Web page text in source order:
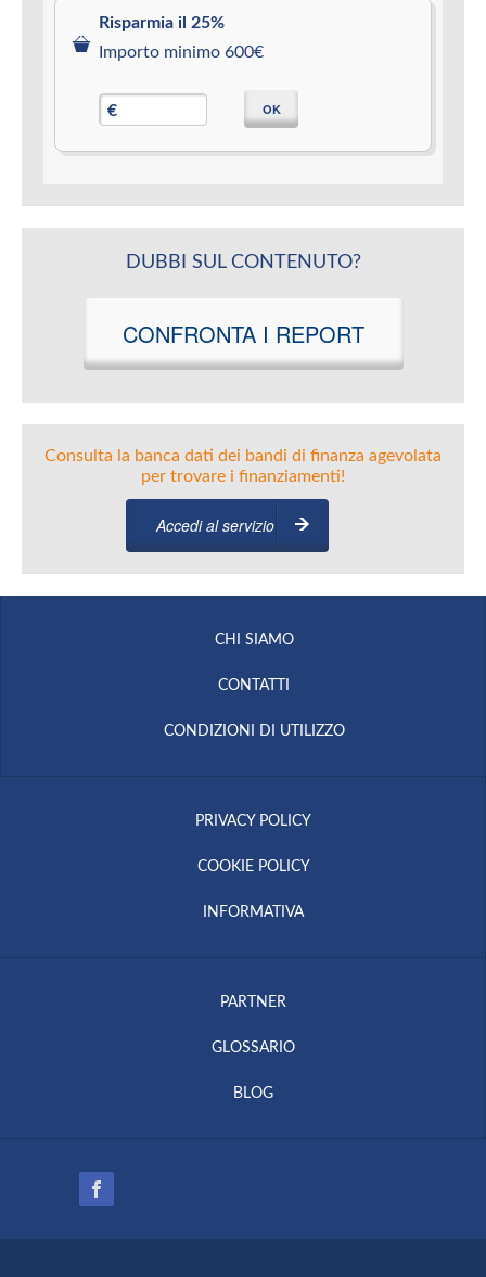
Risparmia il 25%
Importo minimo 600€
€ OK
DUBBI SUL CONTENUTO?
CONFRONTA I REPORT
Consulta la banca dati dei bandi di finanza agevolata
per trovare i finanziamenti!
Accedi al servizio
CHI SIAMO
CONTATTI
CONDIZIONI DI UTILIZZO
PRIVACY POLICY
COOKIE POLICY
INFORMATIVA
PARTNER
GLOSSARIO
BLOG